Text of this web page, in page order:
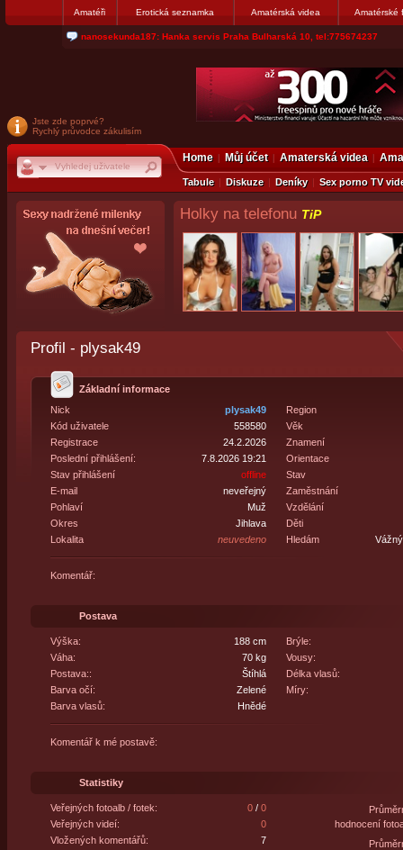
Amatéři Erotická seznamka Amatérská videa Amatérské
nanosekunda187: Hanka servis Praha Bulharská 10, tel:775674237
Jste zde poprvé?
Rychlý průvodce zákulisím
Home Můj účet Amaterská videa
Tabule Diskuze Deníky Sex porno TV
Holky na telefonu TiP
Profil - plysak49
Základní informace
Nick
plysak49
Kód uživatele
558580
Registrace
24.2.2026
Poslední přihlášení:
7.8.2026 19:21
Stav přihlášení
offline
E-mail
neveřejný
Pohlaví
Muž
Okres
Jihlava
Lokalita
neuvedeno
Region
Věk
Znamení
Orientace
Stav
Zaměstnání
Vzdělání
Děti
Hledám
Komentář:
Postava
Výška:
188 cm
Váha:
70 kg
Postava::
Štíhlá
Barva očí:
Zelené
Barva vlasů:
Hnědé
Brýle:
Vousy:
Délka vlasů:
Míry:
Komentář k mé postavě:
Statistiky
Veřejných fotoalb / fotek: 0/ 0
Veřejných videí:
0
Vložených komentářů:
7
hodnocení